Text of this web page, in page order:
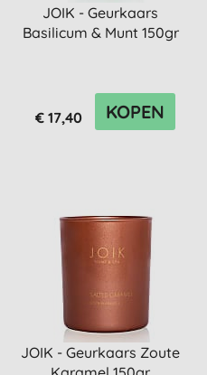
JOIK - Geurkaars
Basilicum & Munt 150gr
€ 17,40 KOPEN
JOIK - Geurkaars Zoute